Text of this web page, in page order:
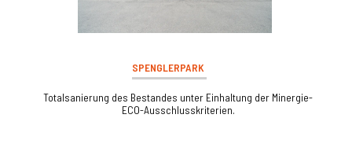
SPENGLERPARK
Totalsanierung des Bestandes unter Einhaltung der Minergie-
ECO-Ausschlusskriterien.